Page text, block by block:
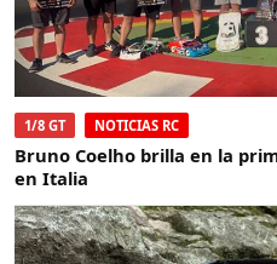
1/8 GT NOTICIAS RC
Bruno Coelho brilla en la
en Italia